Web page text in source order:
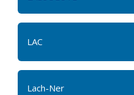
LAC
Lach-Ner